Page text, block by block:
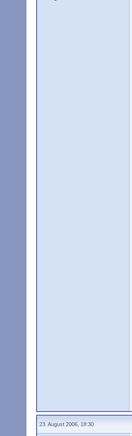
23. August 2006, 18:30